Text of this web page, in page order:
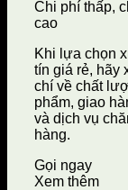
Chi phí thấp,
cao
Khi lựa chọn
tín giá rẻ, hãy
chí về chất
phẩm, giao
và dịch vụ
hàng.
Gọi ngay
Xem thêm